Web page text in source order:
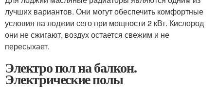
лучших вариантов. Они могут обеспечить комфортные
условия на лоджии сего при мощности 2 кВт. Кислород
они не сжигают, воздух остается свежим и не
пересыхает.
Электро пол на балкон.
Электрические полы